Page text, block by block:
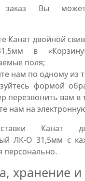
Вы
Канат двойной
в
поля;
нам по одному из
формой
перезвонить вам в
нам на
Канат
ЛК-О 31,5мм с
персонально.
хранение и